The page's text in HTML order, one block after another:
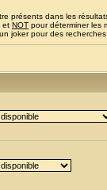
présents dans les
et NOT pour déterminer les
joker pour des